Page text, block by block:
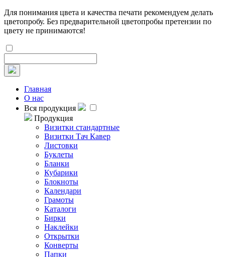
Для понимания цвета и качества печати рекомендуем делать
цветопробу. Без предварительной цветопробы претензии по
цвету не принимаются!
Главная
О нас
Вся продукция
Продукция
Визитки стандартные
Визитки Тач Кавер
Листовки
Буклеты
Бланки
Кубарики
Блокноты
Календари
Грамоты
Каталоги
Бирки
Наклейки
Открытки
Конверты
Папки